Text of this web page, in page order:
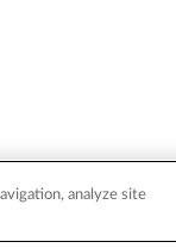
analyze site